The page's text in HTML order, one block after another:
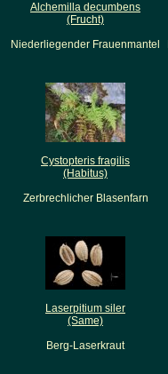
Alchemilla decumbens
(Frucht)
Niederliegender Frauenmantel
Cystopteris fragilis
(Habitus)
Zerbrechlicher Blasenfarn
Laserpitium siler
(Same)
Berg-Laserkraut